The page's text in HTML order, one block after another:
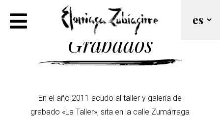
Grabados
En el año 2011 acudo al taller y galería de
grabado «La Taller», sita en la calle Zumárraga